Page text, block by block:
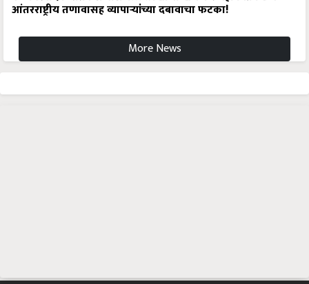
आंतरराष्ट्रीय तणावासह व्यापाऱ्यांच्या दबावाचा फटका!
More News